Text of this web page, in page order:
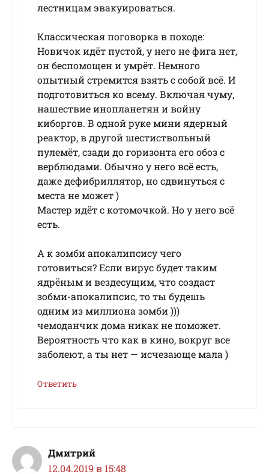
лестницам эвакуироваться.
Классическая поговорка в походе:
Новичок идёт пустой, у него не фига нет,
он беспомощен и умрёт. Немного
опытный стремится взять с собой всё. И
подготовиться ко всему. Включая чуму,
нашествие инопланетян и войну
киборгов. В одной руке мини ядерный
реактор, в другой шестиствольный
пулемёт, сзади до горизонта его обоз с
верблюдами. Обычно у него всё есть,
даже дефибриллятор, но сдвинуться с
места не может )
Мастер идёт с котомочкой. Но у него всё
есть.
А к зомби апокалипсису чего
готовиться? Если вирус будет таким
ядрёным и вездесущим, что создаст
зобми-апокалипсис, то ты будешь
одним из миллиона зомби )))
чемоданчик дома никак не поможет.
Вероятность что как в кино, вокруг все
заболеют, а ты нет — исчезающе мала )
Ответить
Дмитрий
12.04.2019 в 15:48